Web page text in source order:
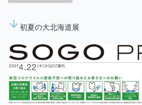
arrow_downward初夏の大北海道展